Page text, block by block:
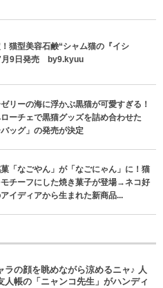
猫型美容石鹸“シャム猫の『イシ
月9日発売 by9.kyuu
リーの海に浮かぶ黒猫が可愛すぎる！
ーチェで黒猫グッズを詰め合わせた
バッグ」の発売が決定
「なごやん」が「なごにゃん」に！猫
チーフにした焼き菓子が登場→ネコ好
イディアから生まれた新商品...
ラの顔を眺めながら涼めるニャ♪ 人
人帳の「ニャンコ先生」がハンディ